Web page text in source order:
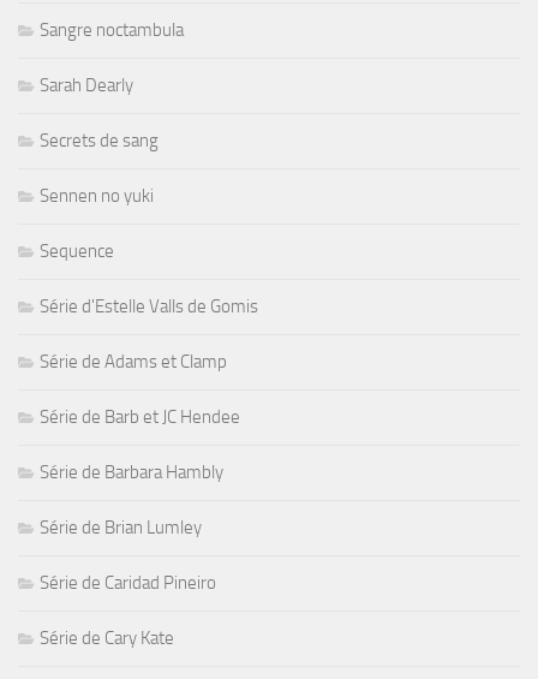
Sangre noctambula
Sarah Dearly
Secrets de sang
Sennen no yuki
Sequence
Série d'Estelle Valls de Gomis
Série de Adams et Clamp
Série de Barb et JC Hendee
Série de Barbara Hambly
Série de Brian Lumley
Série de Caridad Pineiro
Série de Cary Kate